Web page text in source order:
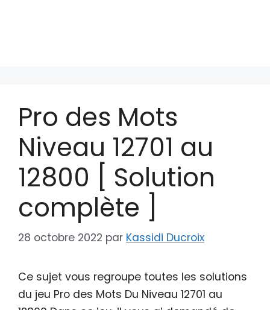
Pro des Mots
Niveau 12701 au
12800 [ Solution
complète ]
28 octobre 2022 par Kassidi Ducroix
Ce sujet vous regroupe toutes les solutions
du jeu Pro des Mots Du Niveau 12701 au